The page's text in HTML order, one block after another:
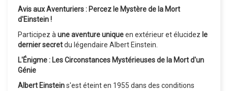
Avis aux Aventuriers : Percez le Mystère de la Mort
d'Einstein !
Participez à une aventure uniqueen extérieur et élucidez le
dernier secretdu légendaire Albert Einstein.
L'Énigme : Les Circonstances Mystérieuses de la Mort d'un
Génie
Albert Einsteins'est éteint en 1955 dans des conditions